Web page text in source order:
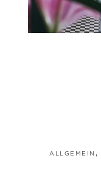
ALLGEMEIN ,